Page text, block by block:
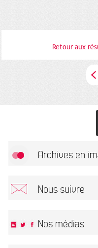
Retour aux
Archives en
Nous suivre
Nos médias